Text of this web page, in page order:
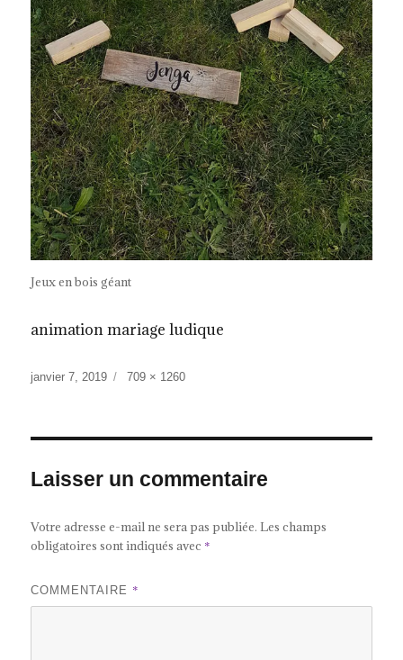
Jeux en bois géant
animation mariage ludique
Publié
janvier 7, 2019
Taille
709 × 1260
Laisser un commentaire
Votre adresse e-mail ne sera pas publiée. Les champs
obligatoires sont indiqués avec *
COMMENTAIRE *